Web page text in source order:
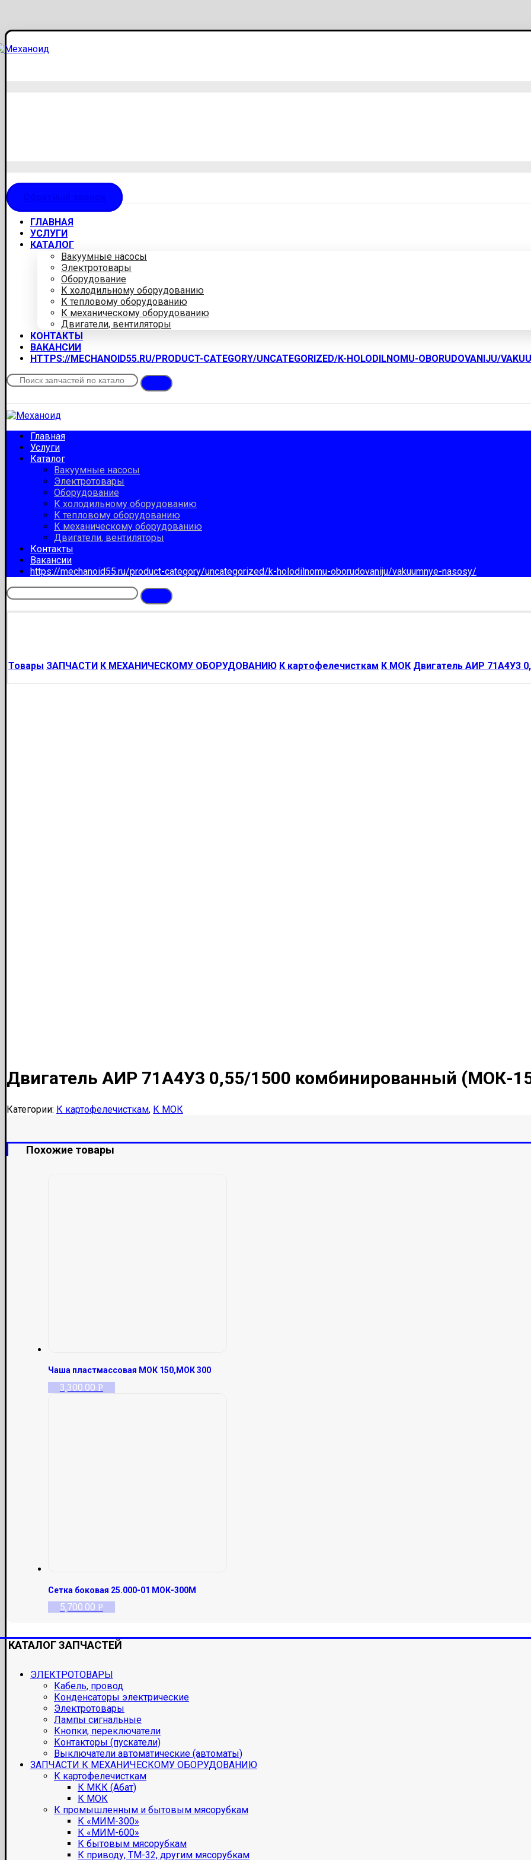
ГЛАВНАЯ
УСЛУГИ
КАТАЛОГ
Вакуумные насосы
Электротовары
Оборудование
К холодильному оборудованию
К тепловому оборудованию
К механическому оборудованию
Двигатели, вентиляторы
КОНТАКТЫ
ВАКАНСИИ
HTTPS://MECHANOID55.RU/PRODUCT-CATEGORY/UNCATEGORIZED/K-HOLODILNOMU-OBORUDOVANIJU/
Главная
Услуги
Каталог
Вакуумные насосы
Электротовары
Оборудование
К холодильному оборудованию
К тепловому оборудованию
К механическому оборудованию
Двигатели, вентиляторы
Контакты
Вакансии
https://mechanoid55.ru/product-category/uncategorized/k-holodilnomu-oborudovaniju/vakuumnye-nasosy/
Товары ЗАПЧАСТИ К МЕХАНИЧЕСКОМУ ОБОРУДОВАНИЮ К картофелечисткам К МОК Двигатель АИР 71А4У3
Двигатель АИР 71А4У3 0,55/1500 комбинированный (МОК-
Категории: К картофелечисткам, К МОК
Похожие товары
Чаша пластмассовая МОК 150,МОК 300
3,300.00 Р
Сетка боковая 25.000-01 МОК-300М
5,700.00 Р
КАТАЛОГ ЗАПЧАСТЕЙ
ЭЛЕКТРОТОВАРЫ
Кабель, провод
Конденсаторы электрические
Электротовары
Лампы сигнальные
Кнопки, переключатели
Контакторы (пускатели)
Выключатели автоматические (автоматы)
ЗАПЧАСТИ К МЕХАНИЧЕСКОМУ ОБОРУДОВАНИЮ
К картофелечисткам
К МКК (Абат)
К МОК
К промышленным и бытовым мясорубкам
К «МИМ-300»
К «МИМ-600»
К бытовым мясорубкам
К приводу, ТМ-32, другим мясорубкам